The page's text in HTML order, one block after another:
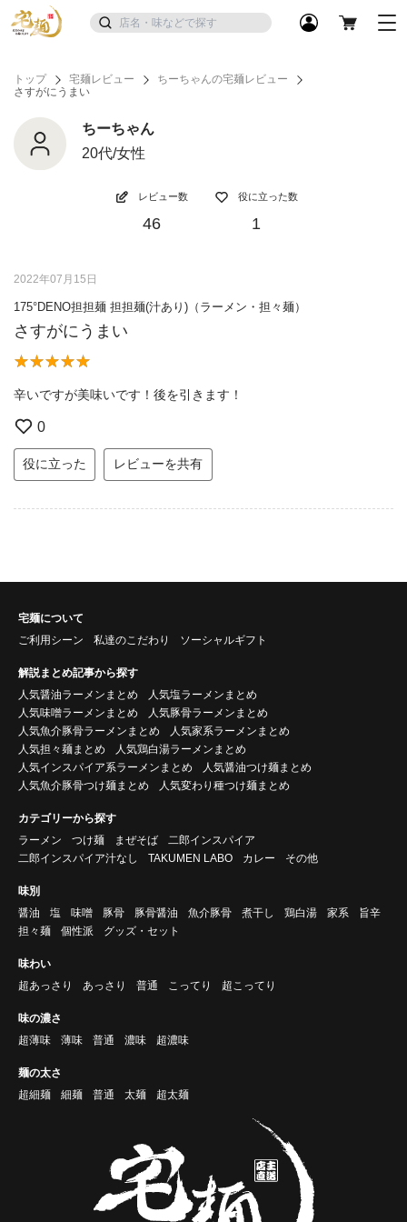
トップ 宅麺レビュー
ちーちゃんの宅麺レビュー
さすがにうまい
ちーちゃん
20代/女性
レビュー数
46
役に立った数
1
2022年07月15日
175°DENO担担麺 担担麺(汁あり)（ラーメン・担々麺）
さすがにうまい
辛いですが美味いです！後を引きます！
0
役に立った レビューを共有
宅麺について
ご利用シーン
私達のこだわり ソーシャルギフト
解説まとめ記事から探す
人気醤油ラーメンまとめ
人気塩ラーメンまとめ
人気味噌ラーメンまとめ
人気豚骨ラーメンまとめ
人気魚介豚骨ラーメンまとめ
人気家系ラーメンまとめ
人気担々麺まとめ
人気鶏白湯ラーメンまとめ
人気インスパイア系ラーメンまとめ
人気醤油つけ麺まとめ
人気魚介豚骨つけ麺まとめ
人気変わり種つけ麺まとめ
カテゴリーから探す
ラーメン
つけ麺 まぜそば
二郎インスパイア
二郎インスパイア汁なし
TAKUMEN LABO カレー その他
味別
醤油
塩 味噌 豚骨 豚骨醤油 魚介豚骨 煮干し 鶏白湯 家系
旨辛
担々麺
個性派 グッズ・セット
味わい
超あっさり
あっさり 普通 こってり 超こってり
味の濃さ
超薄味
薄味 普通 濃味 超濃味
麺の太さ
超細麺
細麺 普通 太麺 超太麺